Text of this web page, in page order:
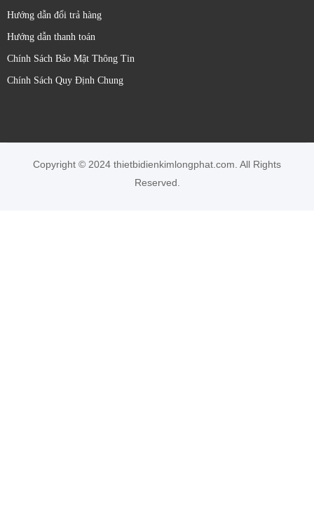
Hướng dẫn đổi trả hàng
Hướng dẫn thanh toán
Chính Sách Bảo Mật Thông Tin
Chính Sách Quy Định Chung
Copyright © 2024 thietbidienkimlongphat.com. All Rights
Reserved.